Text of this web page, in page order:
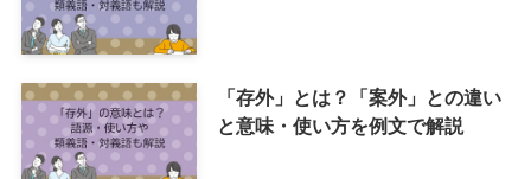
「存外」とは？「案外」との違い
と意味・使い方を例文で解説